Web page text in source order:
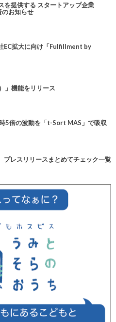
を提供する スタートアップ企業
のお知らせ
EC拡大に向け「Fulfillment by
」機能をリリース
5倍の波動を「t-Sort MAS」で吸収
プレスリリースまとめてチェック一覧